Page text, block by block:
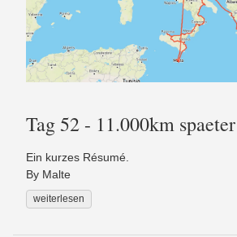
Tag 52 - 11.000km spaeter
Ein kurzes Résumé.
By Malte
weiterlesen